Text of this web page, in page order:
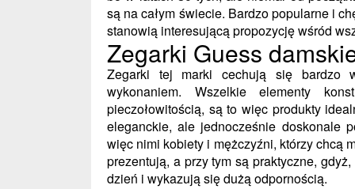
są na całym świecie. Bardzo popularne i
stanowią interesującą propozycję wśród
Zegarki Guess
Zegarki tej marki cechują się bardzo
wykonaniem. Wszelkie elementy
pieczołowitością, są to więc produkty
eleganckie, ale jednocześnie doskonale
więc nimi kobiety i mężczyźni, którzy chcą
prezentują, a przy tym są praktyczne,
dzień i wykazują się dużą odpornością.